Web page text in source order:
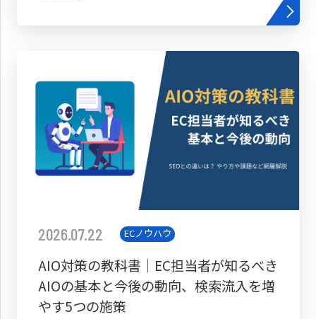
2026.07.22 ECノウハウ
AIO対策の教科書│EC担当者が知るべき
AIOの基本と今後の動向、検索流入を増
やす5つの施策